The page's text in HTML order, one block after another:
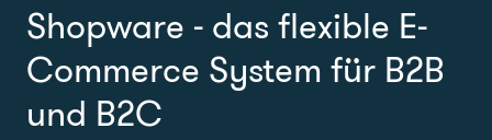
Referenzen
Branchen
Shopware - das flexible E-
Commerce System für B2B
und B2C